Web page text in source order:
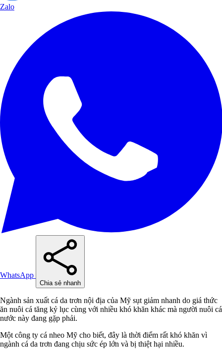
Zalo
WhatsApp
Chia sẻ nhanh
Ngành sản xuất cá da trơn nội địa của Mỹ sụt giảm nhanh do giá thức
ăn nuôi cá tăng kỷ lục cùng với nhiều khó khăn khác mà người nuôi cá
nước này đang gặp phải.
Một công ty cá nheo Mỹ cho biết, đây là thời điểm rất khó khăn vì
ngành cá da trơn đang chịu sức ép lớn và bị thiệt hại nhiều.